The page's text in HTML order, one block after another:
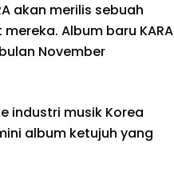
akan merilis sebuah
Album baru KARA
November
industri musik Korea
album ketujuh yang